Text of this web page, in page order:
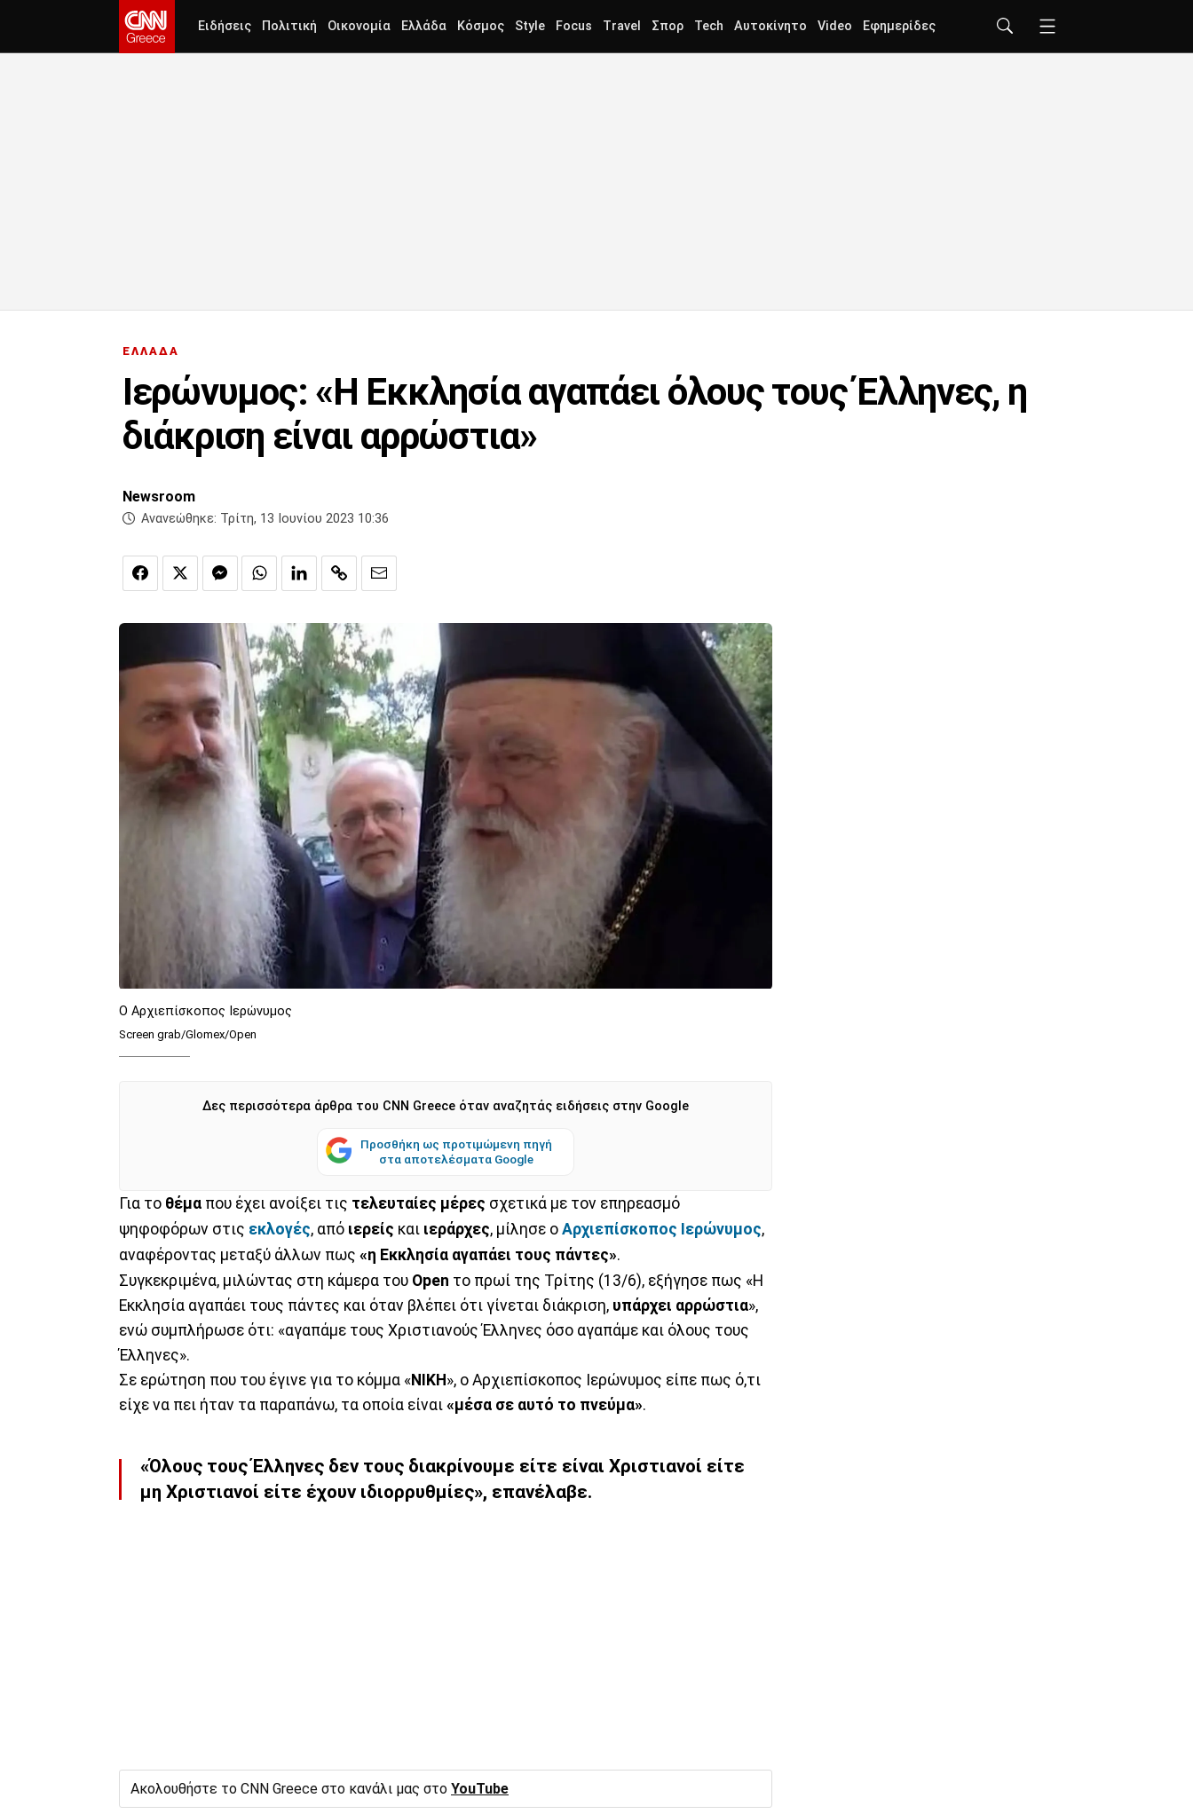
Ειδήσεις Πολιτική Οικονομία Ελλάδα Κόσμος Style Focus Travel Σπορ Tech Αυτοκίνητο Video Εφημερίδες
ΕΛΛΑΔΑ
Ιερώνυμος: «Η Εκκλησία αγαπάει όλους τους Έλληνες, η
διάκριση είναι αρρώστια»
Newsroom
Ανανεώθηκε: Τρίτη, 13 Ιουνίου 2023 10:36
Ο Αρχιεπίσκοπος Ιερώνυμος
Screen grab/Glomex/Open
Δες περισσότερα άρθρα του CNN Greece όταν αναζητάς ειδήσεις στην Google
Προσθήκη ως προτιμώμενη πηγή
στα αποτελέσματα Google
Για το θέμα που έχει ανοίξει τις τελευταίες μέρες σχετικά με τον επηρεασμό
ψηφοφόρων στις εκλογές, από ιερείς και ιεράρχες, μίλησε ο Αρχιεπίσκοπος Ιερώνυμος,
αναφέροντας μεταξύ άλλων πως «η Εκκλησία αγαπάει τους πάντες».
Συγκεκριμένα, μιλώντας στη κάμερα του Open το πρωί της Τρίτης (13/6), εξήγησε πως «Η
Εκκλησία αγαπάει τους πάντες και όταν βλέπει ότι γίνεται διάκριση, υπάρχει αρρώστια»,
ενώ συμπλήρωσε ότι: «αγαπάμε τους Χριστιανούς Έλληνες όσο αγαπάμε και όλους τους
Έλληνες».
Σε ερώτηση που του έγινε για το κόμμα «ΝΙΚΗ», ο Αρχιεπίσκοπος Ιερώνυμος είπε πως ό,τι
είχε να πει ήταν τα παραπάνω, τα οποία είναι «μέσα σε αυτό το πνεύμα».
«Όλους τους Έλληνες δεν τους διακρίνουμε είτε είναι Χριστιανοί είτε
μη Χριστιανοί είτε έχουν ιδιορρυθμίες», επανέλαβε.
Ακολουθήστε το CNN Greece στο κανάλι μας στο YouTube